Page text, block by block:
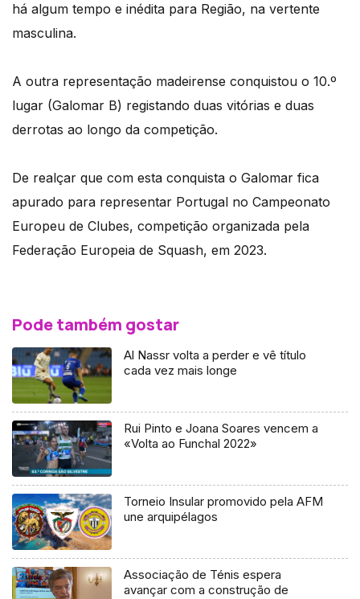
há algum tempo e inédita para Região, na vertente
masculina.
A outra representação madeirense conquistou o 10.º
lugar (Galomar B) registando duas vitórias e duas
derrotas ao longo da competição.
De realçar que com esta conquista o Galomar fica
apurado para representar Portugal no Campeonato
Europeu de Clubes, competição organizada pela
Federação Europeia de Squash, em 2023.
Pode também gostar
Al Nassr volta a perder e vê título
cada vez mais longe
Rui Pinto e Joana Soares vencem a
«Volta ao Funchal 2022»
Torneio Insular promovido pela AFM
une arquipélagos
Associação de Ténis espera
avançar com a construção de